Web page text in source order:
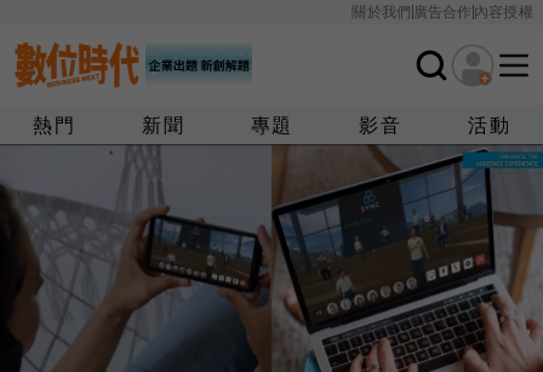
關於我們廣告合作內容授權
熱門 新聞 專題 影音 活動